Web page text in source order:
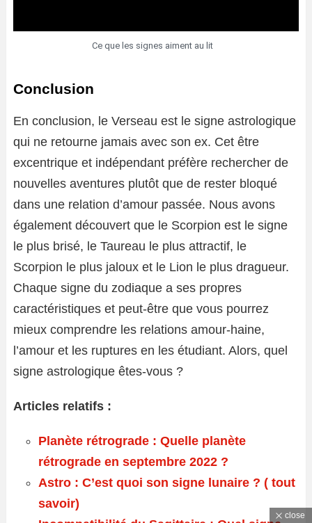
Ce que les signes aiment au lit
Conclusion
En conclusion, le Verseau est le signe astrologique
qui ne retourne jamais avec son ex. Cet être
excentrique et indépendant préfère rechercher de
nouvelles aventures plutôt que de rester bloqué
dans une relation d’amour passée. Nous avons
également découvert que le Scorpion est le signe
le plus brisé, le Taureau le plus attractif, le
Scorpion le plus jaloux et le Lion le plus dragueur.
Chaque signe du zodiaque a ses propres
caractéristiques et peut-être que vous pourrez
mieux comprendre les relations amour-haine,
l’amour et les ruptures en les étudiant. Alors, quel
signe astrologique êtes-vous ?
Articles relatifs :
Planète rétrograde : Quelle planète
rétrograde en septembre 2022 ?
Astro : C’est quoi son signe lunaire ? ( tout
savoir)
close